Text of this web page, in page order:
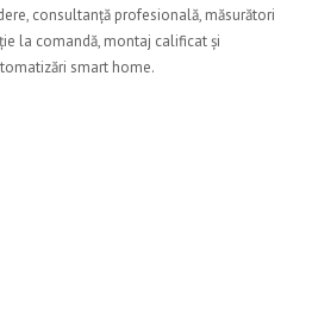
consultanță profesională, măsurători
la comandă, montaj calificat și
smart home.